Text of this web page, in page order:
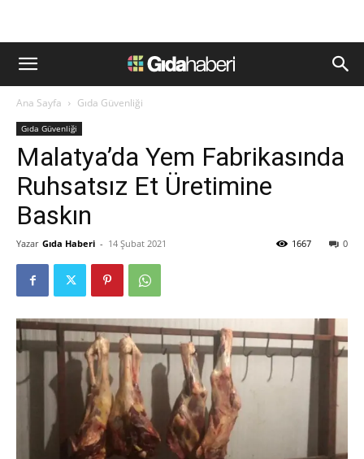
Ana Sayfa Gıda Güvenliği
Gıda Güvenliği
Malatya’da Yem Fabrikasında
Ruhsatsız Et Üretimine
Baskın
Yazar Gıda Haberi - 14 Şubat 2021 0
1667